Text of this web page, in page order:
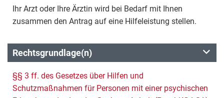
Ihr Arzt oder Ihre Ärztin wird bei Bedarf mit Ihnen
zusammen den Antrag auf eine Hilfeleistung stellen.
Rechtsgrundlage(n)
§§ 3 ff. des Gesetzes über Hilfen und
Schutzmaßnahmen für Personen mit einer psychischen